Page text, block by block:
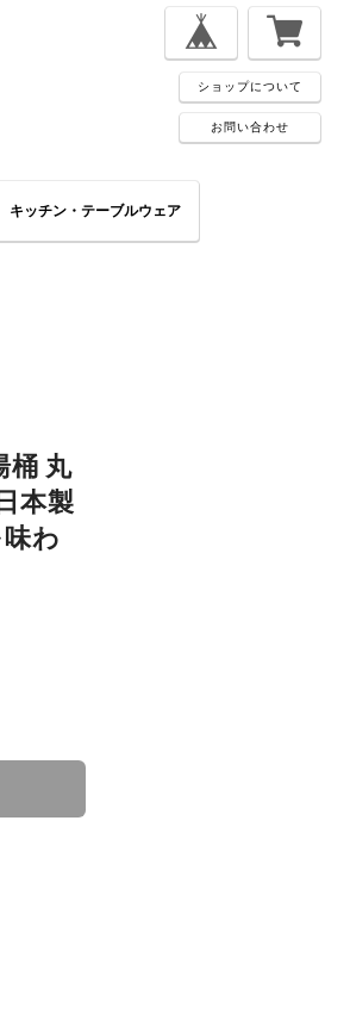
ショップについて
お問い合わせ
キッチン・テーブルウェア
桶 丸
本製
わ